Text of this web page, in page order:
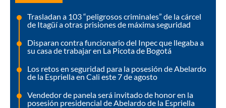
Trasladan a 103 “peligrosos criminales” de la cárcel
de Itagüí a otras prisiones de máxima seguridad
Disparan contra funcionario del Inpec que llegaba a
su casa de trabajar en La Picota de Bogotá
Los retos en seguridad para la posesión de Abelardo
de la Espriella en Cali este 7 de agosto
Vendedor de panela será invitado de honor en la
posesión presidencial de Abelardo de la Espriella